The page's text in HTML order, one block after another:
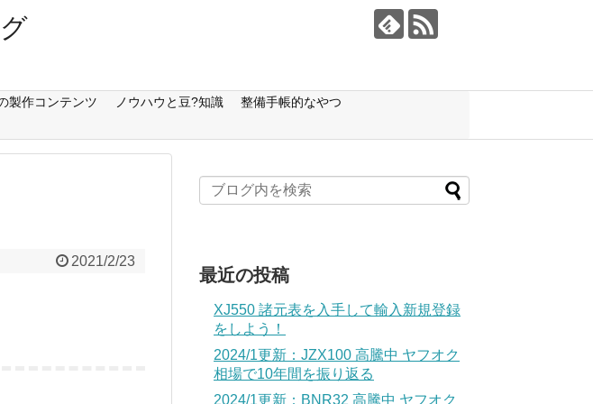
製作コンテンツ ノウハウと豆?知識
整備手帳的なやつ
2021/2/23
最近の投稿
XJ550 諸元表を入手して輸入新規登録
をしよう！
2024/1更新：JZX100 高騰中 ヤフオク
相場で10年間を振り返る
2024/1更新：BNR32 高騰中 ヤフオク